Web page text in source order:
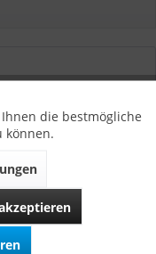
in Bayern
Naht verbirgt sich
die bestmögliche
können.